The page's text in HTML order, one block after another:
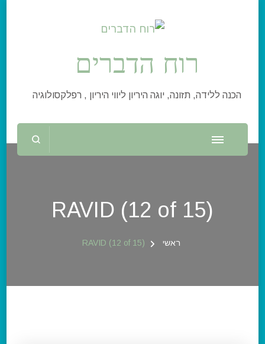
רוח הדברים
הכנה ללידה, תזונה, יוגה היריון ליווי היריון , רפלקסולוגיה
RAVID (12 of 15)
ראשי RAVID (12 of 15)